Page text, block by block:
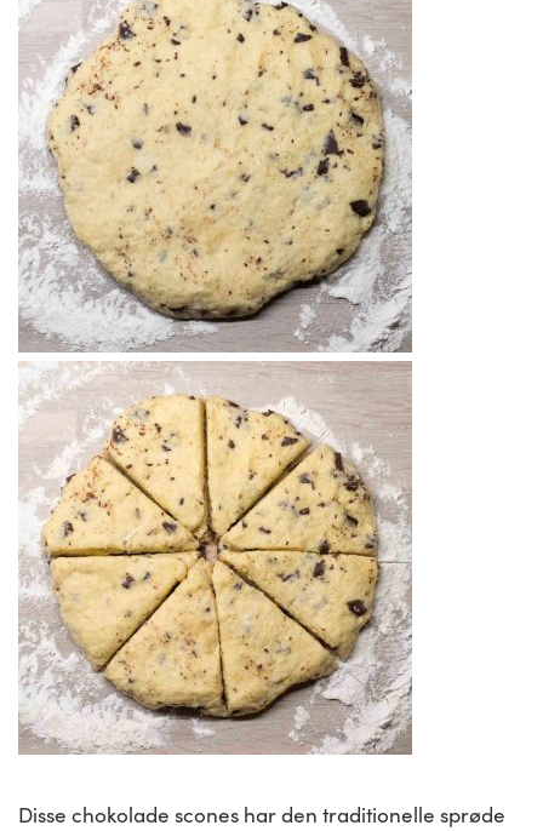
Disse chokolade scones har den traditionelle sprøde